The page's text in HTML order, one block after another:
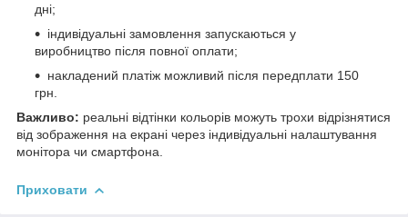
дні;
індивідуальні замовлення запускаються у
виробництво після повної оплати;
накладений платіж можливий після передплати 150
грн.
Важливо: реальні відтінки кольорів можуть трохи відрізнятися
від зображення на екрані через індивідуальні налаштування
монітора чи смартфона.
Приховати